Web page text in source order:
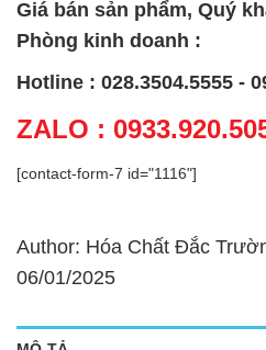
Giá bán sản phẩm, Quý
Phòng kinh doanh :
Hotline : 028.3504.5555 -
ZALO :
[contact-form-7 id="1116"]
Author: Hóa Chất Đắc
06/01/2025